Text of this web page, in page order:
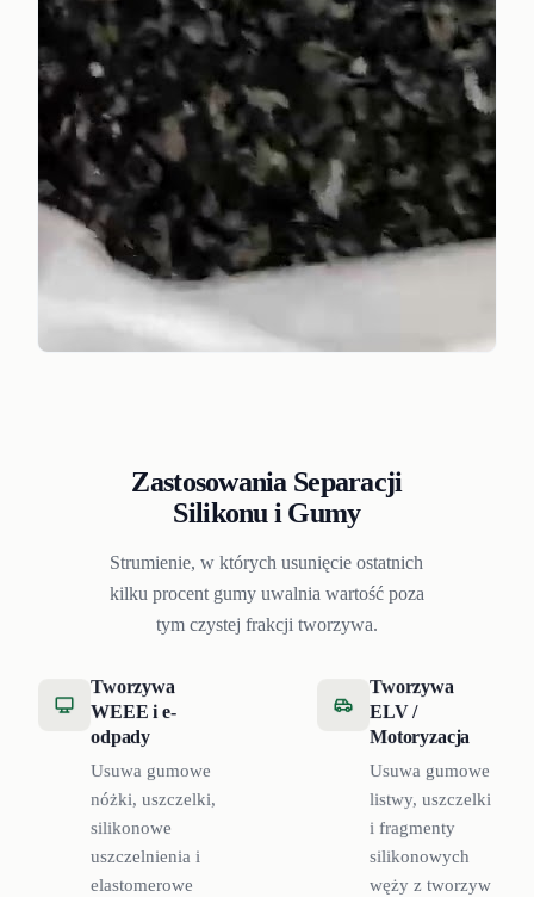
Zastosowania Separacji
Silikonu i Gumy
Strumienie, w których usunięcie ostatnich
kilku procent gumy uwalnia wartość poza
tym czystej frakcji tworzywa.
Tworzywa
WEEE i e-
odpady
Usuwa gumowe
nóżki, uszczelki,
silikonowe
uszczelnienia i
elastomerowe
Tworzywa
ELV /
Motoryzacja
Usuwa gumowe
listwy, uszczelki
i fragmenty
silikonowych
węży z tworzyw